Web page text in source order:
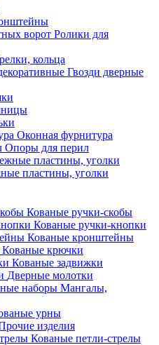
Ролики для
кольца
Гвозди дверные
Оконная фурнитура
Опоры для перил
пластины, уголки
Кованые ручки-скобы
Кованые ручки-кнопки
Кованые кронштейны
Кованые крючки
Кованые задвижки
Дверные молотки
Мангалы,
урны
изделия
Кованые петли-стрелы